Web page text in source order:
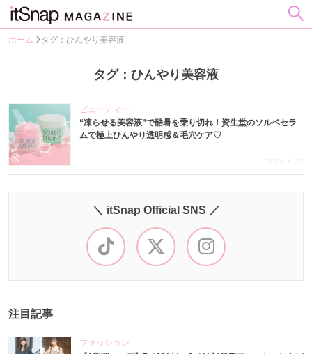
ホーム タグ：ひんやり美容液
タグ：ひんやり美容液
ビューティー
“凍らせる美容液”で酷暑を乗り切れ！資生堂のソルベセラ
ムで極上ひんやり透明感＆毛穴ケア♡
2026.6.22
＼ itSnap Official SNS ／
注目記事
ファッション